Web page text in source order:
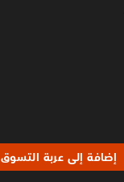
إضافة إلى عربة التسوق